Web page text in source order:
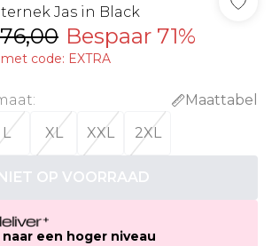
Jas in Black
Bespaar 71%
code: EXTRA
:
Maattabel
L XL XXL 2XL
OP VOORRAAD
een hoger niveau